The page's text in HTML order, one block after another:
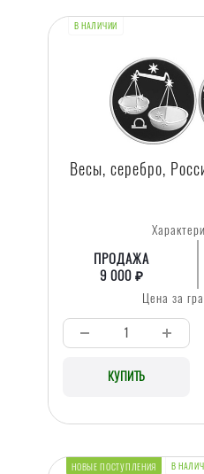
В НАЛИЧИИ
Весы, серебро,
ПРОДАЖА
9 000 ₽
Цена за
КУПИТЬ
НОВЫЕ ПОСТУПЛЕНИЯ В